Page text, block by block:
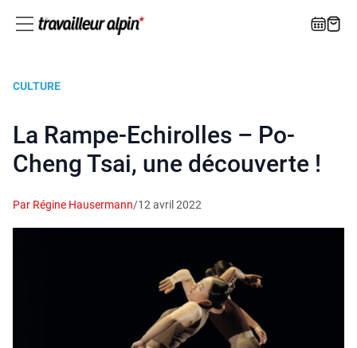
CULTURE
La Rampe-Echirolles – Po-
Cheng Tsai, une découverte !
Par Régine Hausermann/12 avril 2022